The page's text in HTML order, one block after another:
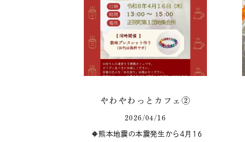
やわやわっとカフェ②
2026/04/16
🔶熊本地震の本震発生から4月16